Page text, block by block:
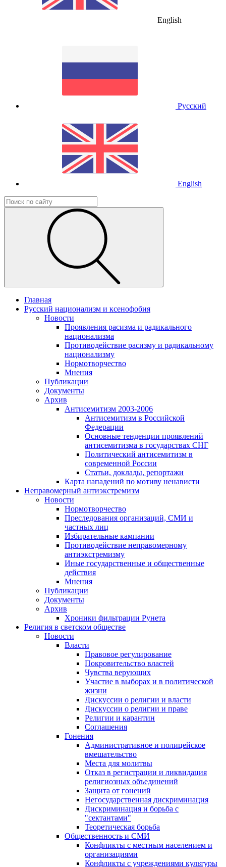
English
Русский
English
Главная
Русский национализм и ксенофобия
Новости
Проявления расизма и радикального
национализма
Противодействие расизму и радикальному
национализму
Нормотворчество
Мнения
Публикации
Документы
Архив
Антисемитизм 2003-2006
Антисемитизм в Российской
Федерации
Основные тенденции проявлений
антисемитизма в государствах СНГ
Политический антисемитизм в
современной России
Статьи, доклады, репортажи
Карта нападений по мотиву ненависти
Неправомерный антиэкстремизм
Новости
Нормотворчество
Преследования организаций, СМИ и
частных лиц
Избирательные кампании
Противодействие неправомерному
антиэкстремизму
Иные государственные и общественные
действия
Мнения
Публикации
Документы
Архив
Хроники фильтрации Рунета
Религия в светском обществе
Новости
Власти
Правовое регулирование
Покровительство властей
Чувства верующих
Участие в выборах и в политической
жизни
Дискуссии о религии и власти
Дискуссии о религии и праве
Религии и карантин
Соглашения
Гонения
Административное и полицейское
вмешательство
Места для молитвы
Отказ в регистрации и ликвидация
религиозных объединений
Защита от гонений
Негосударственная дискриминация
Дискриминация и борьба с
"сектантами"
Теоретическая борьба
Общественность и СМИ
Конфликты с местным населением и
организациями
Конфликты с учреждениями культуры